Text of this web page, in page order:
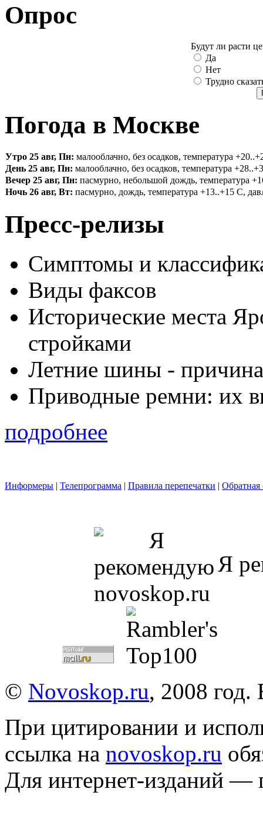
Опрос
Будут ли расти
Да
Нет
Трудно
Погода в Москве
Утро 25 авг, Пн: малооблачно, без осадков, температура
День 25 авг, Пн: малооблачно, без осадков, температура
Вечер 25 авг, Пн: пасмурно, небольшой дождь, температура
Ночь 26 авг, Вт: пасмурно, дождь, температура +13..+15 С,
Пресс-релизы
Симптомы и
Виды факсов
Исторические места
стройками
Летние шины -
Приводные ремни: их
подробнее
Информеры | Телепрограмма | Правила перепечатки | Обратная
Я
© Novoskop.ru, 2008
При цитировании и
ссылка на novoskop.ru
Для интернет-изданий —